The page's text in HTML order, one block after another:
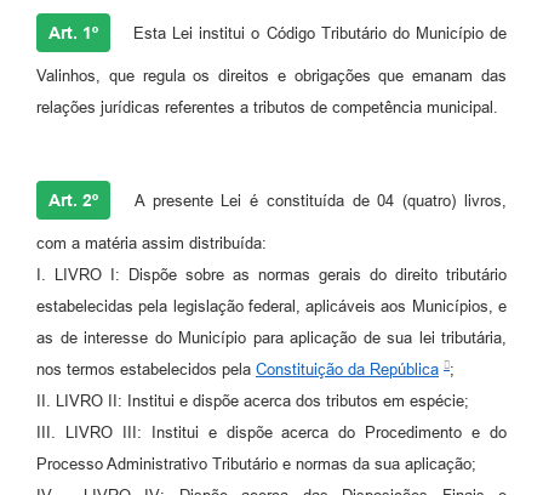
Art. 1º Esta Lei institui o Código Tributário do Município de
Valinhos, que regula os direitos e obrigações que emanam das
relações jurídicas referentes a tributos de competência municipal.
Art. 2º A presente Lei é constituída de 04 (quatro) livros,
com a matéria assim distribuída:
I. LIVRO I: Dispõe sobre as normas gerais do direito tributário
estabelecidas pela legislação federal, aplicáveis aos Municípios, e
as de interesse do Município para aplicação de sua lei tributária,
nos termos estabelecidos pela Constituição da República
;
II. LIVRO II: Institui e dispõe acerca dos tributos em espécie;
III. LIVRO III: Institui e dispõe acerca do Procedimento e do
Processo Administrativo Tributário e normas da sua aplicação;